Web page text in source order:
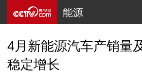
能源
4月新能源汽车产销量
稳定增长